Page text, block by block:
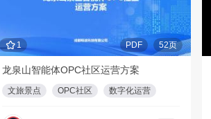
1 PDF 52页
龙泉山智能体OPC社区运营方案
文旅景点 OPC社区 数字化运营